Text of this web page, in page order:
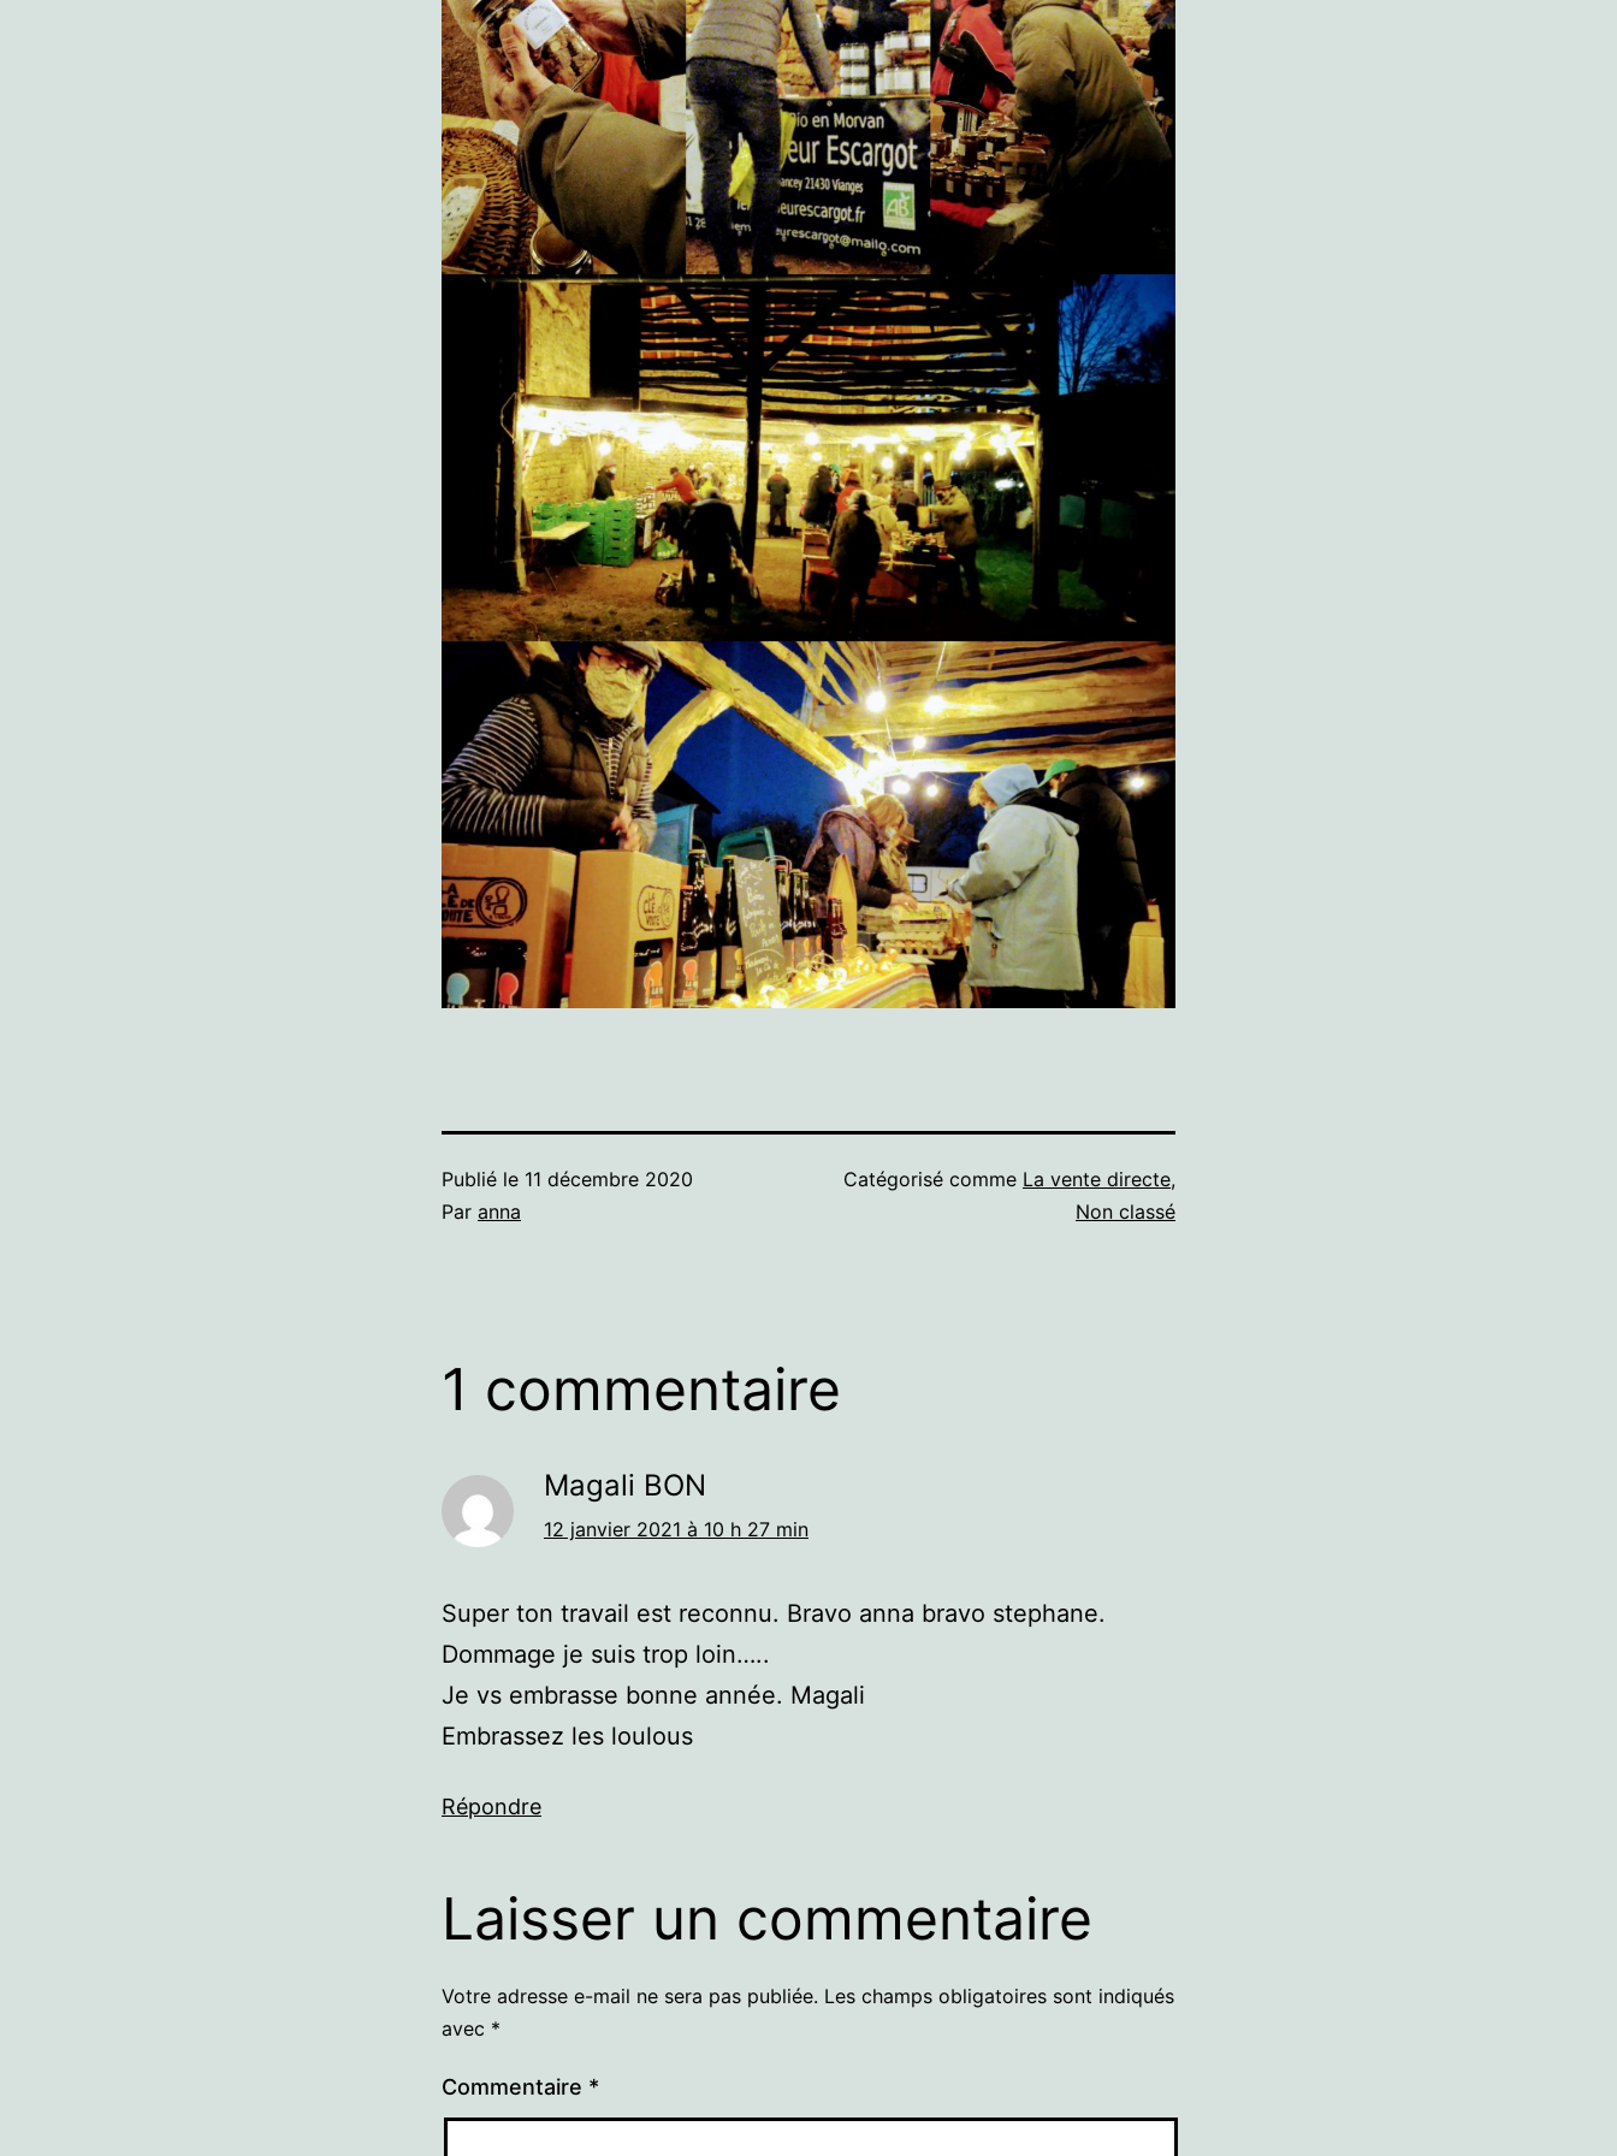
Publié le 11 décembre 2020
Par anna
Catégorisé comme La vente directe,
Non classé
1 commentaire
Magali BON
12 janvier 2021 à 10 h 27 min
Super ton travail est reconnu. Bravo anna bravo stephane.
Dommage je suis trop loin…..
Je vs embrasse bonne année. Magali
Embrassez les loulous
Répondre
Laisser un commentaire
Votre adresse e-mail ne sera pas publiée. Les champs obligatoires sont indiqués
avec *
Commentaire *